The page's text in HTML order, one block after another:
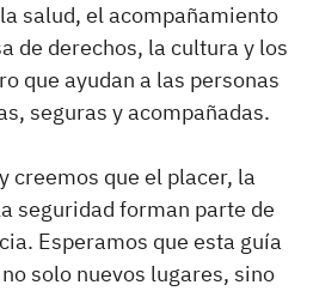
salud, el acompañamiento
de derechos, la cultura y los
que ayudan a las personas
seguras y acompañadas.
creemos que el placer, la
seguridad forman parte de
Esperamos que esta guía
solo nuevos lugares, sino